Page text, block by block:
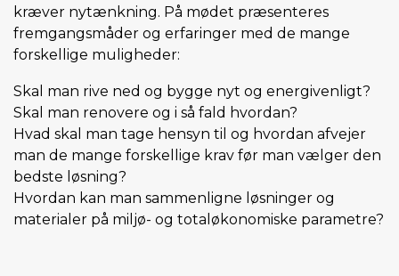
kræver nytænkning. På mødet præsenteres
fremgangsmåder og erfaringer med de mange
forskellige muligheder:
Skal man rive ned og bygge nyt og energivenligt?
Skal man renovere og i så fald hvordan?
Hvad skal man tage hensyn til og hvordan afvejer
man de mange forskellige krav før man vælger den
bedste løsning?
Hvordan kan man sammenligne løsninger og
materialer på miljø- og totaløkonomiske parametre?